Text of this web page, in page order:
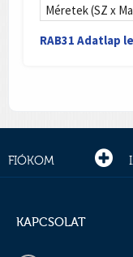
Méretek (SZ x
RAB31 Adatlap
FIÓKOM
KAPCSOLAT